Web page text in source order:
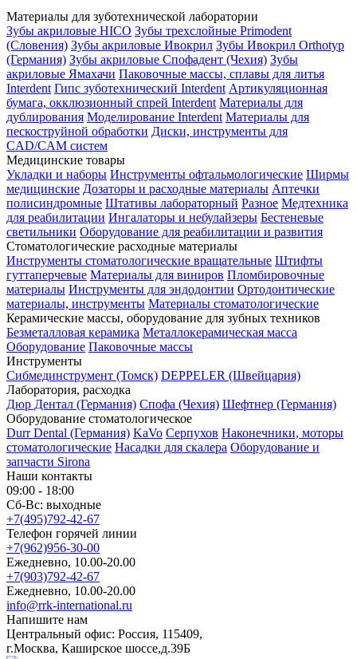
Материалы для зуботехнической лаборатории
Зубы акриловые HICO Зубы трехслойные Primodent
(Словения) Зубы акриловые Ивокрил Зубы Ивокрил Orthotyp
(Германия) Зубы акриловые Спофадент (Чехия) Зубы
акриловые Ямахачи Паковочные массы, сплавы для литья
Interdent Гипс зуботехнический Interdent Артикуляционная
бумага, окклюзионный спрей Interdent Материалы для
дублирования Моделирование Interdent Материалы для
пескоструйной обработки Диски, инструменты для
CAD/CAM систем
Медицинские товары
Укладки и наборы Инструменты офтальмологические Ширмы
медицинские Дозаторы и расходные материалы Аптечки
полисиндромные Штативы лабораторный Разное Медтехника
для реабилитации Ингалаторы и небулайзеры Бестеневые
светильники Оборудование для реабилитации и развития
Стоматологические расходные материалы
Инструменты стоматологические вращательные Штифты
гуттаперчевые Материалы для виниров Пломбировочные
материалы Инструменты для эндодонтии Ортодонтические
материалы, инструменты Материалы стоматологические
Керамические массы, оборудование для зубных техников
Безметалловая керамика Металлокерамическая масса
Оборудование Паковочные массы
Инструменты
Cибмединструмент (Томск) DEPPELER (Швейцария)
Лаборатория, расходка
Дюр Дентал (Германия) Спофа (Чехия) Шефтнер (Германия)
Оборудование стоматологическое
Durr Dental (Германия) KaVo Серпухов Наконечники, моторы
стоматологические Насадки для скалера Оборудование и
запчасти Sirona
Наши контакты
09:00 - 18:00
Сб-Вс: выходные
+7(495)792-42-67
Телефон горячей линии
+7(962)956-30-00
Ежедневно, 10.00-20.00
+7(903)792-42-67
Ежедневно, 10.00-20.00
info@rrk-international.ru
Напишите нам
Центральный офис: Россия, 115409,
г.Москва, Каширское шоссе,д.39Б